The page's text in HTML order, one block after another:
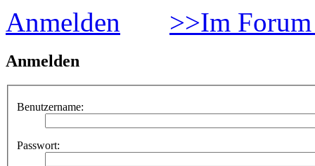
Anmelden >>Im
Anmelden
Benutzername:
Passwort: